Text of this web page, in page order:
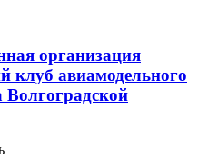
организация
клуб авиамодельного
Волгоградской